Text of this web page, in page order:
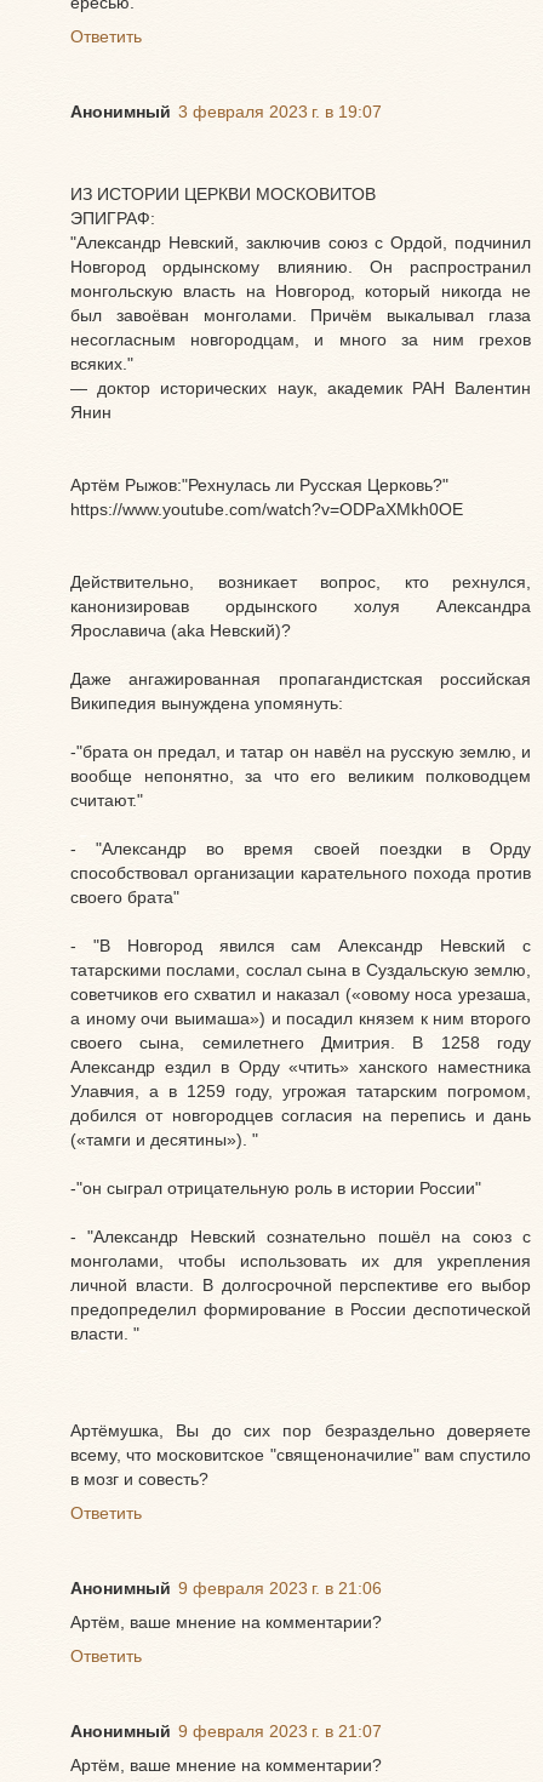
Ответить
Анонимный 3 февраля 2023 г. в 19:07
ИЗ ИСТОРИИ ЦЕРКВИ МОСКОВИТОВ
ЭПИГРАФ:
"Александр Невский, заключив союз с Ордой, подчинил
Новгород ордынскому влиянию. Он распространил
монгольскую власть на Новгород, который никогда не
был завоёван монголами. Причём выкалывал глаза
несогласным новгородцам, и много за ним грехов
всяких."
— доктор исторических наук, академик РАН Валентин
Янин
Артём Рыжов:"Рехнулась ли Русская Церковь?"
https://www.youtube.com/watch?v=ODPaXMkh0OE
Действительно, возникает вопрос, кто рехнулся,
канонизировав ордынского холуя Александра
Ярославича (aka Невский)?
Даже ангажированная пропагандистская российская
Википедия вынуждена упомянуть:
-"брата он предал, и татар он навёл на русскую землю, и
вообще непонятно, за что его великим полководцем
считают."
- "Александр во время своей поездки в Орду
способствовал организации карательного похода против
своего брата"
- "В Новгород явился сам Александр Невский с
татарскими послами, сослал сына в Суздальскую землю,
советчиков его схватил и наказал («овому носа урезаша,
а иному очи выимаша») и посадил князем к ним второго
своего сына, семилетнего Дмитрия. В 1258 году
Александр ездил в Орду «чтить» ханского наместника
Улавчия, а в 1259 году, угрожая татарским погромом,
добился от новгородцев согласия на перепись и дань
(«тамги и десятины»). "
-"он сыграл отрицательную роль в истории России"
- "Александр Невский сознательно пошёл на союз с
монголами, чтобы использовать их для укрепления
личной власти. В долгосрочной перспективе его выбор
предопределил формирование в России деспотической
власти. "
Артёмушка, Вы до сих пор безраздельно доверяете
всему, что московитское "священоначилие" вам спустило
в мозг и совесть?
Ответить
Анонимный 9 февраля 2023 г. в 21:06
Артём, ваше мнение на комментарии?
Ответить
Анонимный 9 февраля 2023 г. в 21:07
Артём, ваше мнение на комментарии?